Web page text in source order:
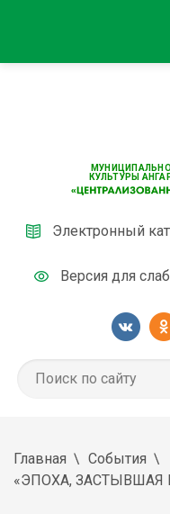
КУЛЬТУРЫ
Электронный
Версия для
Главная
События
«ЭПОХА, ЗАСТЫВШАЯ